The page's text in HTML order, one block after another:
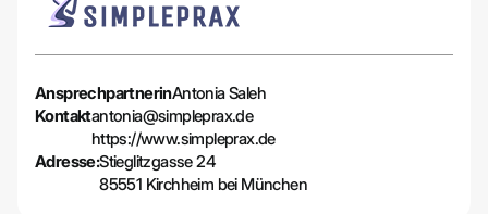
AnsprechpartnerinAntonia Saleh
Kontaktantonia@simpleprax.de
https://www.simpleprax.de
Adresse:Stieglitzgasse 24
85551 Kirchheim bei München